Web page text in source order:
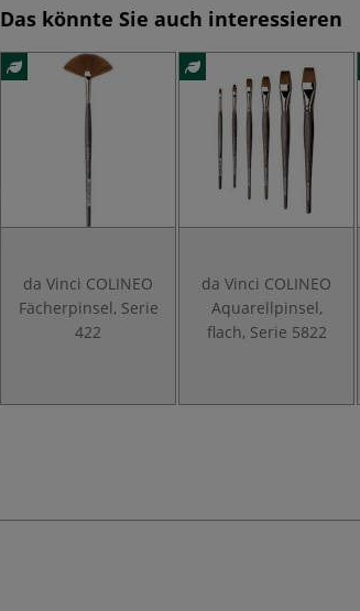
Das könnte Sie auch interessieren
da Vinci COLINEO
Fächerpinsel, Serie
422
da Vinci COLINEO
Aquarellpinsel,
flach, Serie 5822